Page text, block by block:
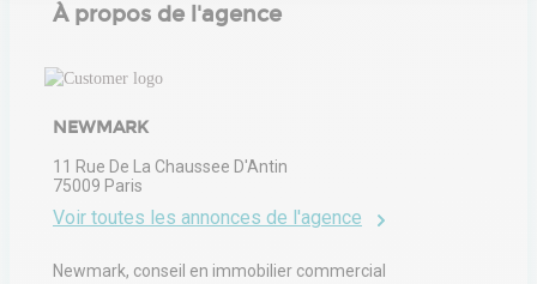
Notre plateforme vous permet d'adapter et de gérer vos paramètres
À propos de l'agence
NEWMARK
11 Rue De La Chaussee D'Antin
75009 Paris
Voir toutes les annonces de l'agence
Newmark, conseil en immobilier commercial